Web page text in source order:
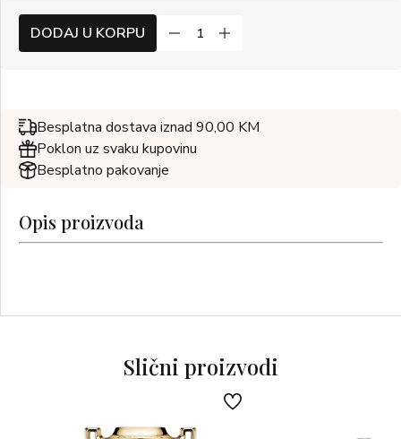
DODAJ U KORPU
Besplatna dostava iznad 90,00 KM
Poklon uz svaku kupovinu
Besplatno pakovanje
Opis proizvoda
Slični proizvodi